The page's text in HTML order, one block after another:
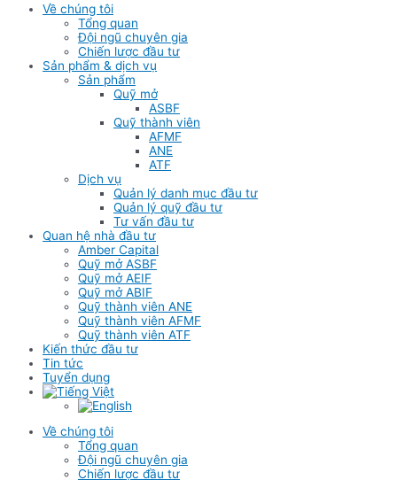
Về chúng tôi
Tổng quan
Đội ngũ chuyên gia
Chiến lược đầu tư
Sản phẩm & dịch vụ
Sản phẩm
Quỹ mở
ASBF
Quỹ thành viên
AFMF
ANE
ATF
Dịch vụ
Quản lý danh mục đầu tư
Quản lý quỹ đầu tư
Tư vấn đầu tư
Quan hệ nhà đầu tư
Amber Capital
Quỹ mở ASBF
Quỹ mở AEIF
Quỹ mở ABIF
Quỹ thành viên ANE
Quỹ thành viên AFMF
Quỹ thành viên ATF
Kiến thức đầu tư
Tin tức
Tuyển dụng
Về chúng tôi
Tổng quan
Đội ngũ chuyên gia
Chiến lược đầu tư